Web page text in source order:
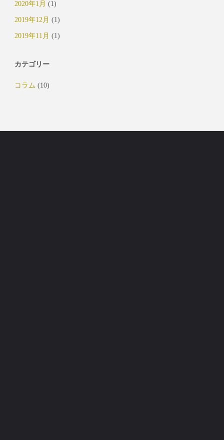
2020年1月 (1)
2019年12月 (1)
2019年11月 (1)
カテゴリー
コラム (10)